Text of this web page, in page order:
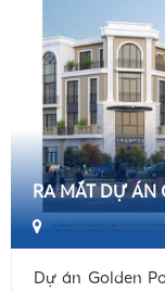
RA MẮT DỰ
Dự án Golden